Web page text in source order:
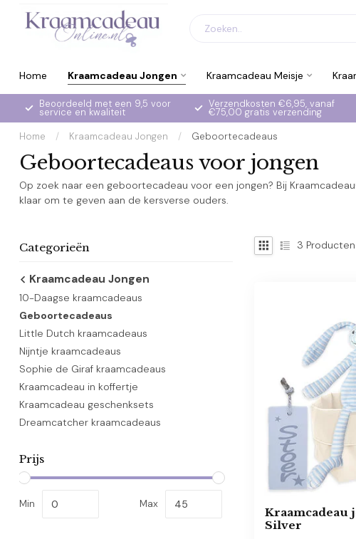
Home Kraamcadeau Jongen Kraamcadeau Meisje
Beoordeeld met een 9,5 voor
service en kwaliteit
Verzendkosten €6,95, vanaf
€75,00 gratis verzending
Home / Kraamcadeau Jongen / Geboortecadeaus
Geboortecadeaus voor jongen
Op zoek naar een geboortecadeau voor een jongen? Bij
klaar om te geven aan de kersverse ouders.
Categorieën
Kraamcadeau Jongen
10-Daagse kraamcadeaus
Geboortecadeaus
Little Dutch kraamcadeaus
Nijntje kraamcadeaus
Sophie de Giraf kraamcadeaus
Kraamcadeau in koffertje
Kraamcadeau geschenksets
Dreamcatcher kraamcadeaus
Prijs
Min Max
3 Producten
Kraamcadeau
Silver